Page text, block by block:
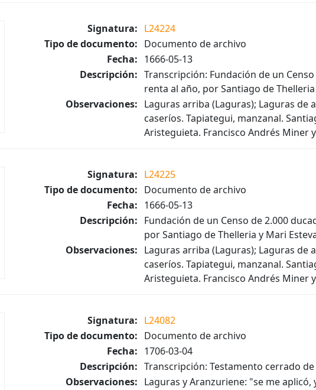
Signatura: L24224
Tipo de documento: Documento de archivo
Fecha: 1666-05-13
Descripción: Transcripción: Fundación de un
renta al año, por Santiago de
Observaciones: Laguras arriba (Laguras); Laguras de
caseríos. Tapiategui, manzanal.
Aristeguieta. Francisco Andrés Miner
Signatura: L24225
Tipo de documento: Documento de archivo
Fecha: 1666-05-13
Descripción: Fundación de un Censo de 2.000
por Santiago de Thelleria y Mari
Observaciones: Laguras arriba (Laguras); Laguras de
caseríos. Tapiategui, manzanal.
Aristeguieta. Francisco Andrés Miner
Signatura: L24082
Tipo de documento: Documento de archivo
Fecha: 1706-03-04
Descripción: Transcripción: Testamento cerrado de
Observaciones: Laguras y Aranzuriene: "se me aplicó,